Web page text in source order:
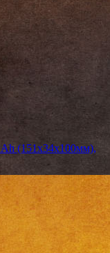
(151х34х100мм),